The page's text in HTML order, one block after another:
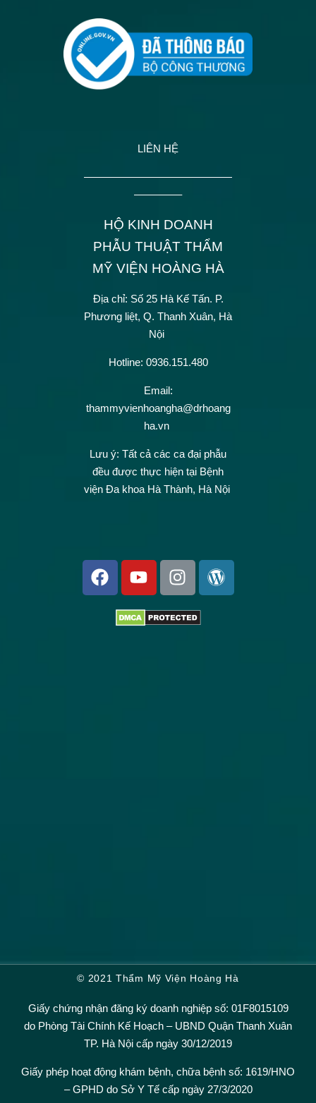
LIÊN HỆ
——————————————
————–
HỘ KINH DOANH
PHẪU THUẬT THẨM
MỸ VIỆN HOÀNG HÀ
Địa chỉ: Số 25 Hà Kế Tấn. P.
Phương liệt, Q. Thanh Xuân, Hà
Nội
Hotline: 0936.151.480
Email:
thammyvienhoangha@drhoang
ha.vn
Lưu ý: Tất cả các ca đại phẫu
đều được thực hiện tại Bệnh
viện Đa khoa Hà Thành, Hà Nội
© 2021 Thẩm Mỹ Viện Hoàng Hà
Giấy chứng nhận đăng ký doanh nghiệp số: 01F8015109
do Phòng Tài Chính Kế Hoạch – UBND Quận Thanh Xuân
TP. Hà Nội cấp ngày 30/12/2019
Giấy phép hoạt động khám bệnh, chữa bệnh số: 1619/HNO
– GPHD do Sở Y Tế cấp ngày 27/3/2020